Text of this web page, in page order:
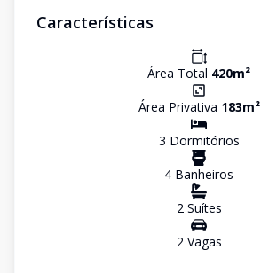
Características
Área Total 420m²
Área Privativa 183m²
3 Dormitórios
4 Banheiros
2Suítes
2Vagas